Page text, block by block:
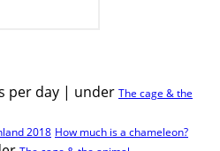
per day | under The cage & the
How much is a chameleon?